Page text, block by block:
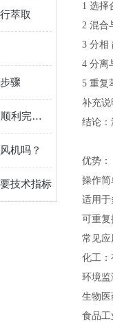
萃取
骤
安研2L膜分离氮气发生器顺利完成交付！
机吗？
技术指标
1 选择
2 混合
3 分相
4 分离
5 重复
补充说
结论：
优势：
操作简
适用于
可重复
常见应
化工：
环境监
生物医
食品工